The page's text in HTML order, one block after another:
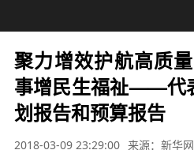
聚力增效护航高质
事增民生福祉——代
划报告和预算报告
2018-03-09 23:29:00 来源：新华网